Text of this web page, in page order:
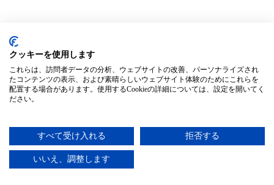
クッキーを使用します
これらは、訪問者データの分析、ウェブサイトの改善、パーソナライズされ
たコンテンツの表示、および素晴らしいウェブサイト体験のためにこれらを
配置する場合があります。使用するCookieの詳細については、設定を開いてく
ださい。
すべて受け入れる 拒否する
いいえ、調整します